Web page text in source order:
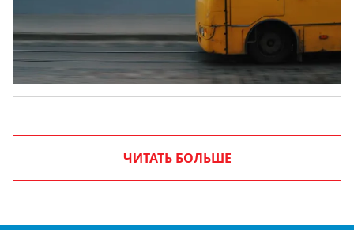
ЧИТАТЬ БОЛЬШЕ